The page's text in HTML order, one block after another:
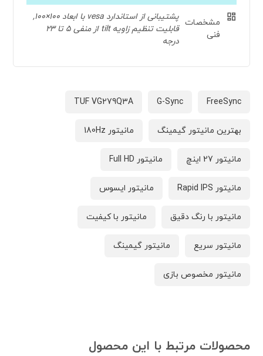
مشخصات
فنی
پشتیبانی از استاندارد vesa با ابعاد 100×100,
قابلیت تنظیم زاویه tilt از منفی 5 تا 23
درجه
FreeSync
G-Sync
TUF VG279Q3A
بهترین مانیتور گیمینگ مانیتور 180Hz
مانیتور 27 اینچ مانیتور Full HD
مانیتور Rapid IPS مانیتور ایسوس
مانیتور با رنگ دقیق مانیتور با کیفیت
مانیتور سریع مانیتور گیمینگ
مانیتور مخصوص بازی
محصولات مرتبط با این محصول